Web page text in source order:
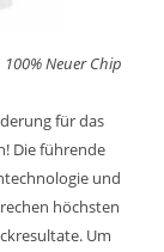
100% Neuer Chip
für das
Die führende
und
höchsten
Um